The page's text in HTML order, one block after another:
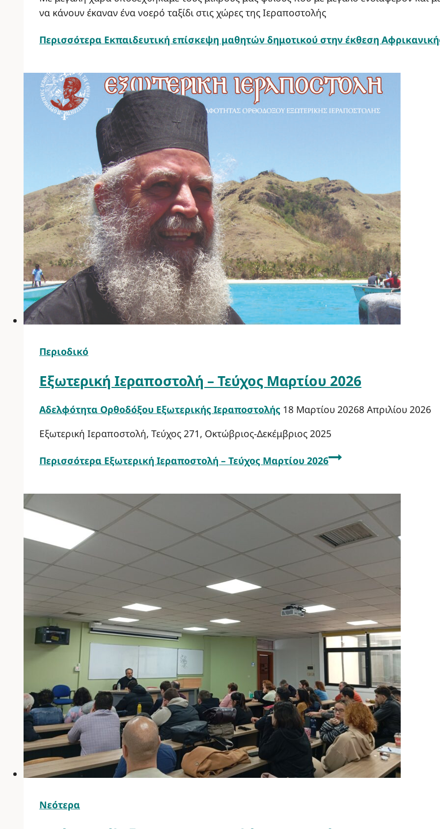
να κάνουν έκαναν ένα νοερό ταξίδι στις χώρες της Ιεραποστολής
Περισσότερα Εκπαιδευτική επίσκεψη μαθητών δημοτικού στην έκθεση
Περιοδικό
Εξωτερική Ιεραποστολή – Τεύχος Μαρτίου 2026
Αδελφότητα Ορθοδόξου Εξωτερικής Ιεραποστολής 18 Μαρτίου 20268 Απριλίου 2026
Εξωτερική Ιεραποστολή, Τεύχος 271, Οκτώβριος-Δεκέμβριος 2025
Περισσότερα Εξωτερική Ιεραποστολή – Τεύχος Μαρτίου 2026
Νεότερα